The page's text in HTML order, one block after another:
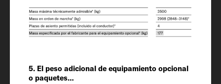
5. El peso adicional de equipamiento opcional
o paquetes…
PMR con inclinación 12% con freno / sin
freno (kg)
2000 / 750
Neumáticos
225/75 R 16 CP